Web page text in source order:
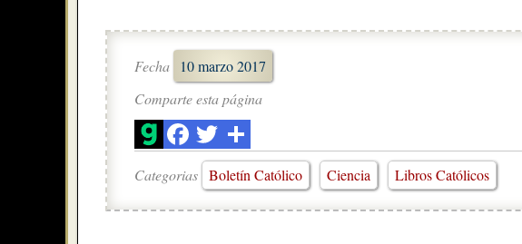
Fecha
10 marzo 2017
Comparte esta página
Categorias Boletín Católico Ciencia Libros Católicos